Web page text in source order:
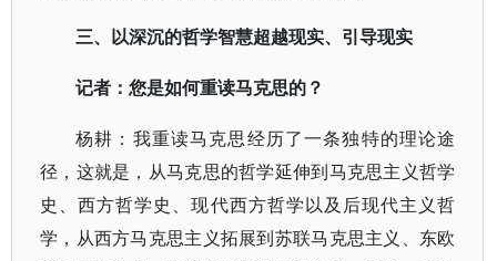
三、以深沉的哲学智慧超越现实、引导现实
记者：您是如何重读马克思的？
杨耕：我重读马克思经历了一条独特的理论途
径，这就是，从马克思的哲学延伸到马克思主义哲学
史、西方哲学史、现代西方哲学以及后现代主义哲
学，从西方马克思主义拓展到苏联马克思主义、东欧